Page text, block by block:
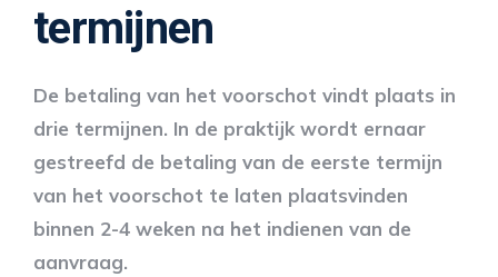
termijnen
De betaling van het voorschot vindt plaats in
drie termijnen. In de praktijk wordt ernaar
gestreefd de betaling van de eerste termijn
van het voorschot te laten plaatsvinden
binnen 2-4 weken na het indienen van de
aanvraag.